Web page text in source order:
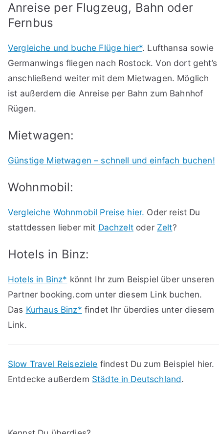
Anreise per Flugzeug, Bahn oder
Fernbus
Vergleiche und buche Flüge hier*. Lufthansa sowie
Germanwings fliegen nach Rostock. Von dort geht’s
anschließend weiter mit dem Mietwagen. Möglich
ist außerdem die Anreise per Bahn zum Bahnhof
Rügen.
Mietwagen:
Günstige Mietwagen – schnell und einfach buchen!
Wohnmobil:
Vergleiche Wohnmobil Preise hier. Oder reist Du
stattdessen lieber mit Dachzeltoder Zelt?
Hotels in Binz:
Hotels in Binz* könnt Ihr zum Beispiel über unseren
Partner booking.com unter diesem Link buchen.
Das Kurhaus Binz* findet Ihr überdies unter diesem
Link.
Slow Travel Reiseziele findest Du zum Beispiel hier.
Entdecke außerdem Städte in Deutschland.